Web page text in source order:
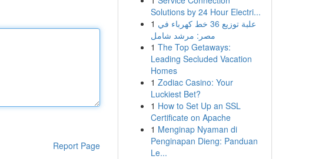
Report Page
Solutions by 24 Hour Electri...
1 علبة توزيع 36 خط كهرباء في
مصر: مرشد شامل
1 The Top Getaways:
Leading Secluded Vacation
Homes
1 Zodiac Casino: Your
Luckiest Bet?
1 How to Set Up an SSL
Certificate on Apache
1 Menginap Nyaman di
Penginapan Dieng: Panduan
Le...